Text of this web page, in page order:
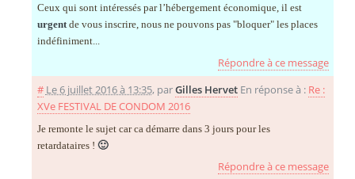
Ceux qui sont intéressés par l’hébergement économique, il est
urgentde vous inscrire, nous ne pouvons pas "bloquer" les places
indéfiniment...
Répondre à ce message
# Le 6 juillet 2016 à 13:35, parGilles Hervet En réponse à : Re :
XVe FESTIVAL DE CONDOM 2016
Je remonte le sujet car ca démarre dans 3 jours pour les
retardataires ! 🙂
Répondre à ce message